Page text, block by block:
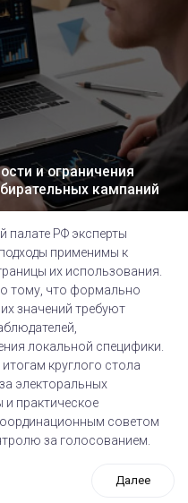
и ограничения
кампаний
палате РФ эксперты
применимы к
их использования.
тому, что формально
значений требуют
локальной специфики.
круглого стола
электоральных
практическое
советом
за голосованием.
Далее